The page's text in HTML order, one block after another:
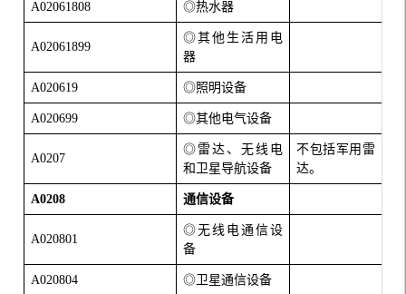
A02061808 ◎热水器
A02061899
◎其他生活用电
器
A020619 ◎照明设备
A020699 ◎其他电气设备
A0207
◎雷达、无线电
和卫星导航设备
不包括军用雷
达。
A0208 通信设备
A020801
◎无线电通信设
备
A020804 ◎卫星通信设备